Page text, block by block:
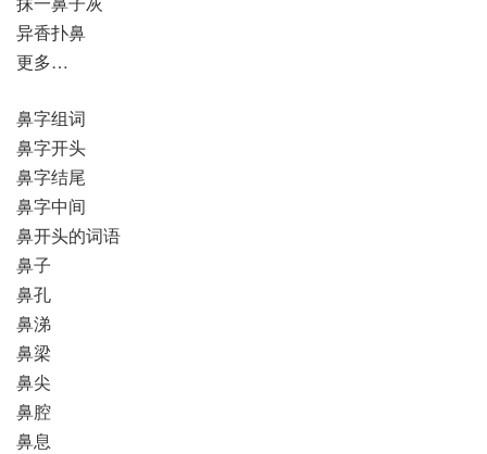
异香扑鼻
更多…
鼻字组词
鼻字开头
鼻字结尾
鼻字中间
鼻开头的词语
鼻子
鼻孔
鼻涕
鼻梁
鼻尖
鼻腔
鼻息